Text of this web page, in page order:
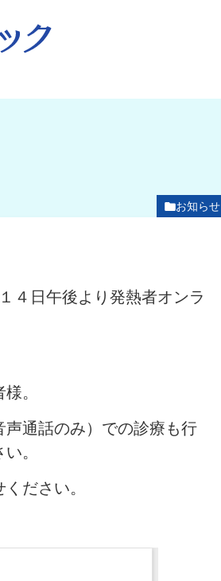
お知らせ
４日午後より発熱者オンラ
。
通話のみ）での診療も行
。
ださい。